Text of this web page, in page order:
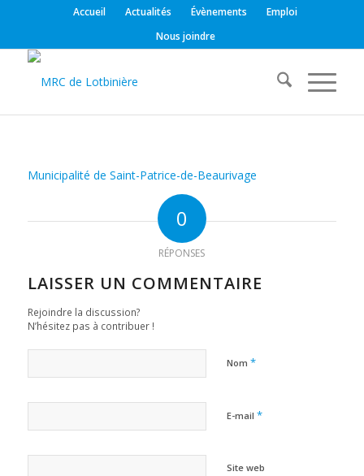
Accueil Actualités Évènements
Emploi
Nous joindre
Municipalité de Saint-Patrice-de-Beaurivage
0
RÉPONSES
LAISSER UN COMMENTAIRE
Rejoindre la discussion?
N’hésitez pas à contribuer !
Nom *
E-mail *
Site web